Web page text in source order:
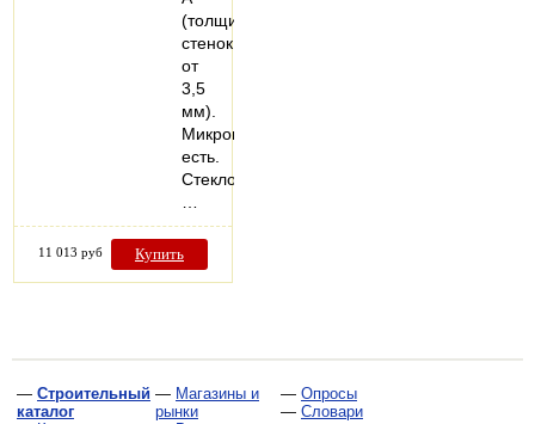
(толщина
стенок
от
3,5
мм).
Микропроветривание:
есть.
Стеклопакеты:
11 013 руб Купить
— Строительный
каталог
— Магазины и
рынки
— Опросы
— Словари